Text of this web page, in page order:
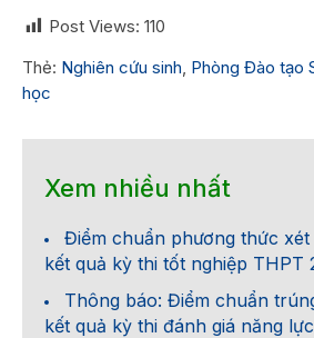
Post Views: 110
Thẻ: Nghiên cứu sinh, Phòng Đào tạo
học
Xem nhiều nhất
Điểm chuẩn phương thức
kết quả kỳ thi tốt nghiệp THPT
Thông báo: Điểm chuẩn
kết quả kỳ thi đánh giá năng